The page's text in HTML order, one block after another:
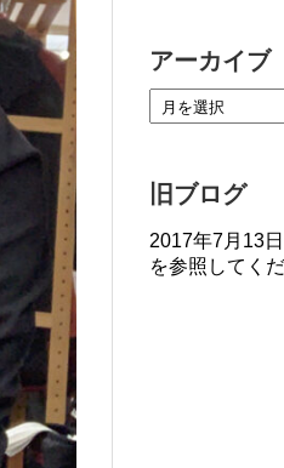
アーカイブ
旧ブログ
2017年7月13
を参照してく